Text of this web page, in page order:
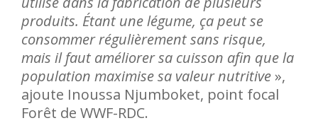
produits. Étant une légume, ça peut se
consommer régulièrement sans risque,
mais il faut améliorer sa cuisson afin que la
population maximise sa valeur nutritive»,
ajoute Inoussa Njumboket, point focal
Forêt de WWF-RDC.